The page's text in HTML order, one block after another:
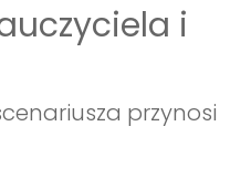
i
przynosi